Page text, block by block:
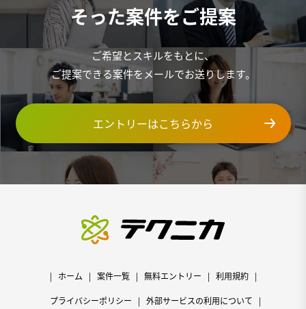
そった案件をご提案
ご希望とスキルをもとに、
ご提案できる案件をメールでお送りします。
エントリーはこちらから
ホーム 案件一覧 無料エントリー 利用規約
プライバシーポリシー 外部サービスの利用について